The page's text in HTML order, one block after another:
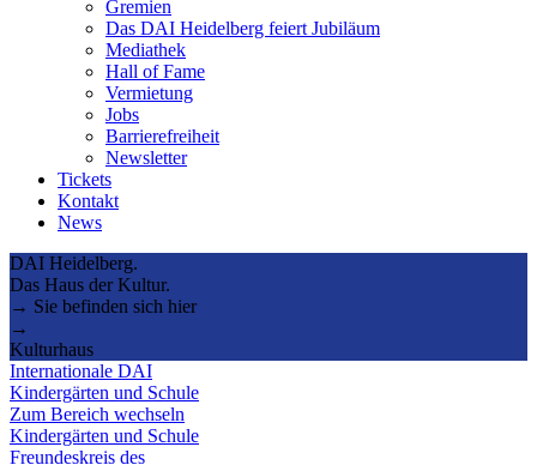
Gremien
Das DAI Heidelberg feiert Jubiläum
Mediathek
Hall of Fame
Vermietung
Jobs
Barrierefreiheit
Newsletter
Tickets
Kontakt
News
DAI Heidelberg.
Das Haus der Kultur.
→ Sie befinden sich hier
→
Kulturhaus
Internationale DAI
Kindergärten und Schule
Zum Bereich wechseln
Kindergärten und Schule
Freundeskreis des